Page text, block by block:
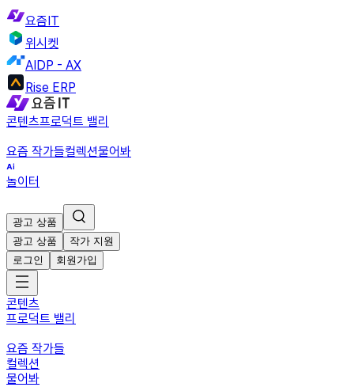
요즘IT
위시켓
AIDP - AX
Rise ERP
콘텐츠프로덕트 밸리
요즘 작가들컬렉션물어봐
놀이터
광고 상품
광고 상품
작가 지원
로그인
회원가입
콘텐츠
프로덕트 밸리
요즘 작가들
컬렉션
물어봐